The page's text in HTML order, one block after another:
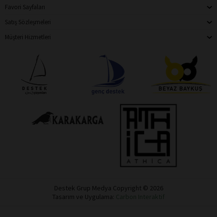
Favori Sayfaları
Satış Sözleşmeleri
Müşteri Hizmetleri
Destek Grup Medya Copyright © 2026
Tasarım ve Uygulama: